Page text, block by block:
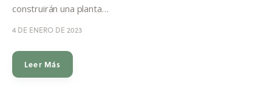
construirán una planta…
4 DE ENERO DE 2023
Leer Más